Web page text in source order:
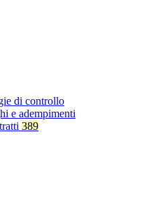
di controllo
e adempimenti
389